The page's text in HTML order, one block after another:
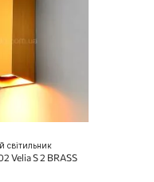
світильник
Velia S 2 BRASS